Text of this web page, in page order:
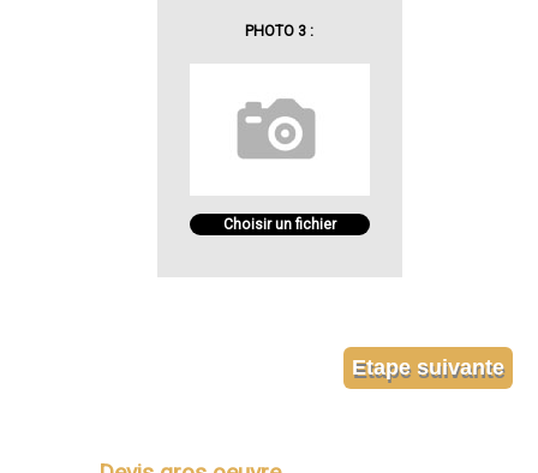
PHOTO 3 :
Choisir un fichier